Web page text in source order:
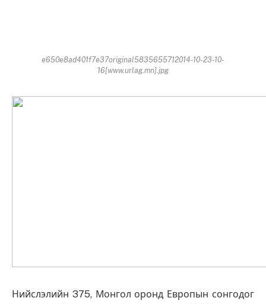
e650e8ad401f7e37original5835655712014-10-23-10-
16[www.urlag.mn].jpg
Нийслэлийн 375, Монгол оронд Европын сонгодог